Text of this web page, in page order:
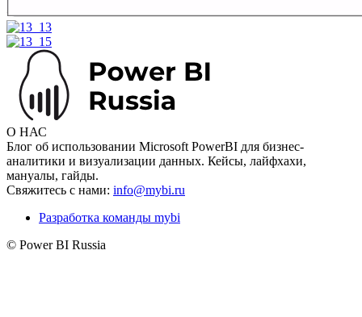
О НАС
Блог об использовании Microsoft PowerBI для бизнес-
аналитики и визуализации данных. Кейсы, лайфхахи,
мануалы, гайды.
Свяжитесь с нами: info@mybi.ru
Разработка команды mybi
© Power BI Russia